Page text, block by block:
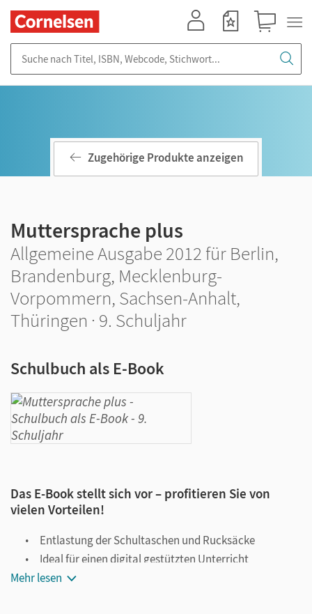
Zugehörige Produkte anzeigen
Muttersprache plus
Allgemeine Ausgabe 2012 für Berlin,
Brandenburg, Mecklenburg-
Vorpommern, Sachsen-Anhalt,
Thüringen · 9. Schuljahr
Schulbuch als E-Book
Das E-Book stellt sich vor – profitieren Sie von
vielen Vorteilen!
Entlastung der Schultaschen und Rucksäcke
Ideal für einen digital gestützten Unterricht
Notiz- und Markierungsmöglichkeit
Mehr lesen